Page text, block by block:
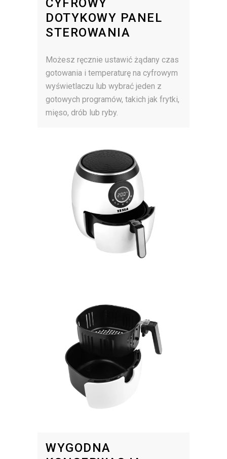
CYFROWY
DOTYKOWY PANEL
STEROWANIA
Możesz ręcznie ustawić żądany czas
gotowania i temperaturę na cyfrowym
wyświetlaczu lub wybrać jeden z
gotowych programów, takich jak frytki,
mięso, drób lub ryby.
WYGODNA